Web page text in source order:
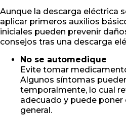
Aunque la descarga eléctrica
aplicar primeros auxilios
iniciales pueden prevenir
consejos tras una descarga
No se automedique
Evite tomar
Algunos síntomas
temporalmente, lo cual
adecuado y puede poner
general.